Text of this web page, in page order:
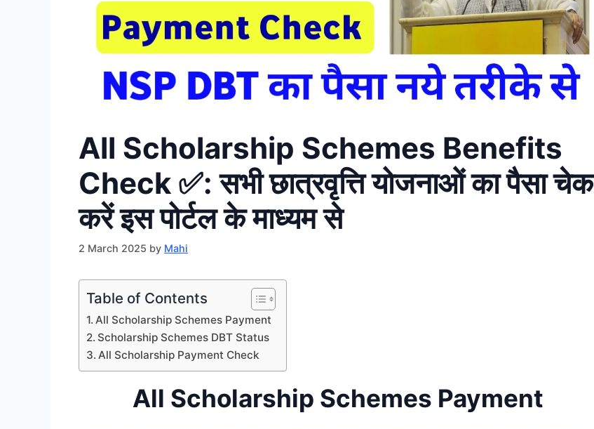
All Scholarship Schemes Benefits
Check ✅: सभी छात्रवृत्ति योजनाओं का पैसा चेक
करें इस पोर्टल के माध्यम से
2 March 2025 by Mahi
Table of Contents
All Scholarship Schemes Payment
Scholarship Schemes DBT Status
All Scholarship Payment Check
All Scholarship Schemes Payment